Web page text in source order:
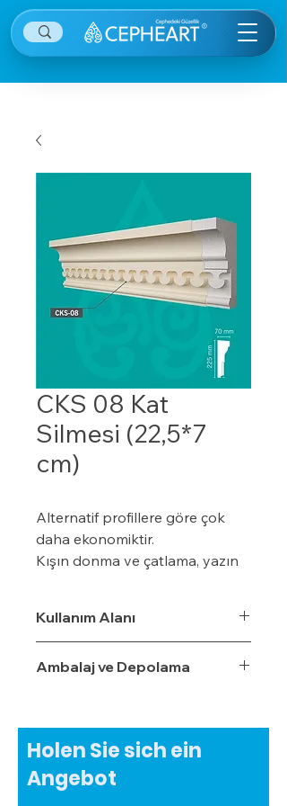
CKS 08 Kat
Silmesi (22,5*7
cm)
Alternatif profillere göre çok
daha ekonomiktir.
Kışın donma ve çatlama, yazın
uyumludur.
Çok hızlı ve pratik uygulanabilir.
Hafiftir, binaya yük getirmez.
Sudan, nemden, dondan ve
Güneş ışınlarından etkilenmez.
Kullanım Alanı
Ambalaj ve Depolama
Holen Sie sich ein
Angebot